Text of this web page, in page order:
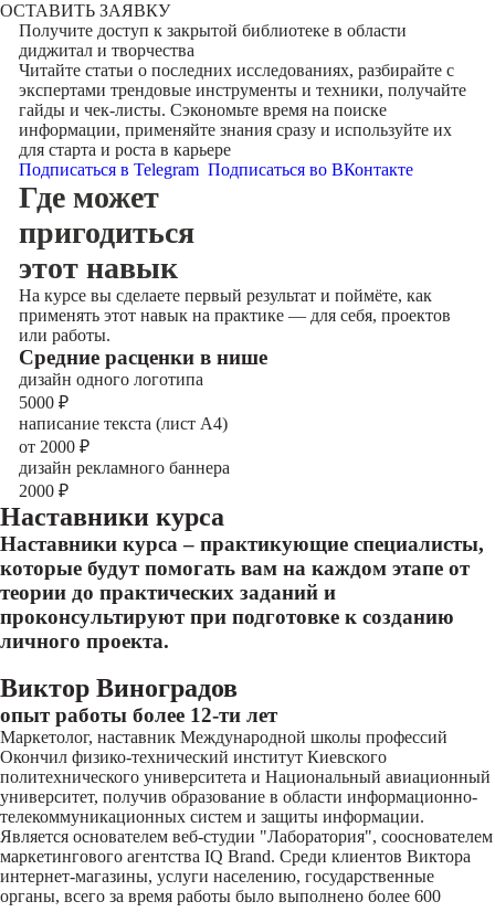
ОСТАВИТЬ ЗАЯВКУ
Получите доступ к закрытой библиотекев области
диджитал и творчества
Читайте статьи о последних исследованиях, разбирайте с
экспертами трендовые инструменты и техники, получайте
гайды и чек-листы. Сэкономьте время на поиске
информации, применяйте знания сразу и используйте их
для старта и роста в карьере
Подписаться в Telegram Подписаться во ВКонтакте
Где может
пригодиться
этот навык
На курсе вы сделаете первый результат и поймёте, как
применять этот навык на практике — для себя, проектов
или работы.
Cредние расценки в нише
дизайн одного логотипа
5000 ₽
написание текста (лист А4)
от 2000 ₽
дизайн рекламного баннера
2000 ₽
Наставники курса
Наставники курса – практикующие специалисты,
которые будут помогать вам на каждом этапе от
теории до практических заданий и
проконсультируют при подготовке к созданию
личного проекта.
Виктор Виноградов
опыт работы более 12-ти лет
Маркетолог, наставник Международной школы профессий
Окончил физико-технический институт Киевского
политехнического университета и Национальный авиационный
университет, получив образование в области информационно-
телекоммуникационных систем и защиты информации.
Является основателем веб-студии "Лаборатория", сооснователем
маркетингового агентства IQ Brand. Среди клиентов Виктора
интернет-магазины, услуги населению, государственные
органы, всего за время работы было выполнено более 600